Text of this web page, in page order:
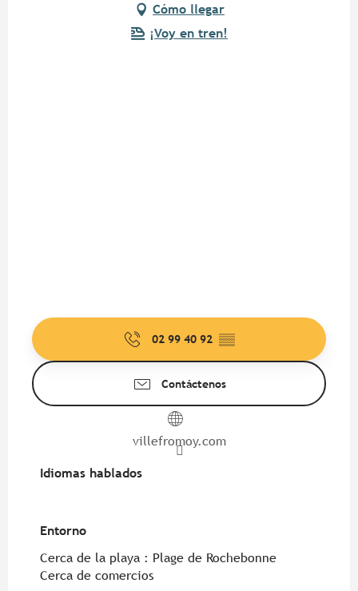
Cómo llegar
¡Voy en tren!
02 99 40 92 ▒▒
Contáctenos
villefromoy.com
Idiomas hablados
Idiomas hablados
Entorno
Entorno
Cerca de la playa : Plage de Rochebonne
Cerca de comercios